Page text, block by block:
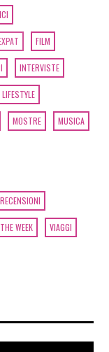
FILM
INTERVISTE
LIFESTYLE
MOSTRE MUSICA
RECENSIONI
THE WEEK VIAGGI